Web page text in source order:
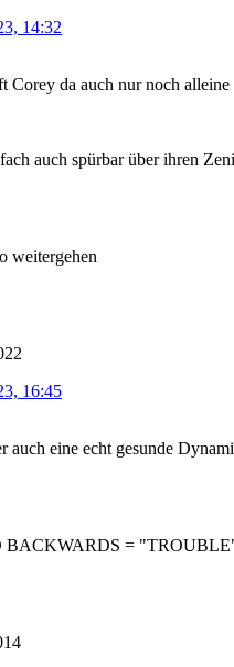
14:32
Corey da auch nur noch
auch spürbar über ihren
weitergehen
16:45
auch eine echt gesunde
BACKWARDS =